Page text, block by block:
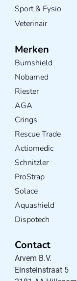
Sport & Fysio
Veterinair
Merken
Burnshield
Nobamed
Riester
AGA
Crings
Rescue Trade
Actiomedic
Schnitzler
ProStrap
Solace
Aquashield
Dispotech
Contact
Arvem B.V.
Einsteinstraat 5